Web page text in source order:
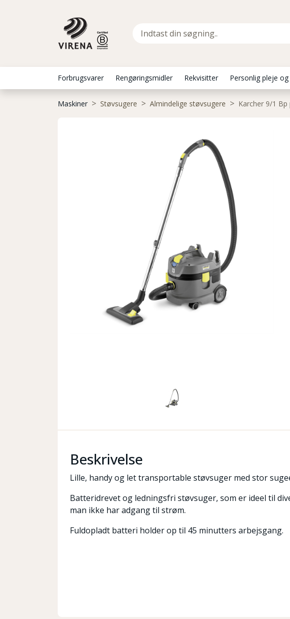
Forbrugsvarer Rengøringsmidler Rekvisitter Personlig pleje
Maskiner Støvsugere Almindelige støvsugere Karcher 9/1 Bp
Beskrivelse
Lille, handy og let transportable støvsuger med stor
Batteridrevet og ledningsfri støvsuger, som er ideel til
man ikke har adgang til strøm.
Fuldopladt batteri holder op til 45 minutters arbejsgang.